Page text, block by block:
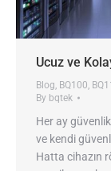
Ucuz ve
Blog, BQ100,
By bqtek
Her ay
ve kendi
Hatta cihazın